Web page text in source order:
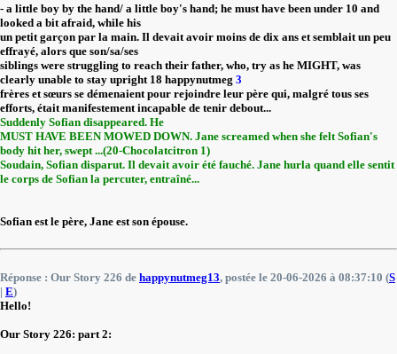
- a little boy by the hand/ a little boy's hand; he must have been under 10 and
looked a bit afraid, while his
un petit garçon par la main. Il devait avoir moins de dix ans et semblait un peu
effrayé, alors que son/sa/ses
siblings were struggling to reach their father, who, try as he MIGHT, was
clearly unable to stay upright 18 happynutmeg 3
frères et sœurs se démenaient pour rejoindre leur père qui, malgré tous ses
efforts, était manifestement incapable de tenir debout...
Suddenly Sofian disappeared. He
MUST HAVE BEEN MOWED DOWN. Jane screamed when she felt Sofian's
body hit her, swept ...(20-Chocolatcitron 1)
Soudain, Sofian disparut. Il devait avoir été fauché. Jane hurla quand elle sentit
le corps de Sofian la percuter, entraîné...
Sofian est le père, Jane est son épouse.
Réponse : Our Story 226 de happynutmeg13, postée le 20-06-2026 à 08:37:10 (S
| E)
Hello!
Our Story 226: part 2: